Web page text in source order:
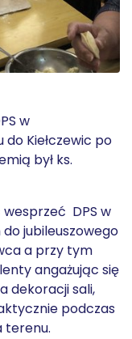
w
do Kiełczewic po
był ks.
wesprzeć DPS w
jubileuszowego
a przy tym
angażując się
dekoracji sali,
podczas
terenu.